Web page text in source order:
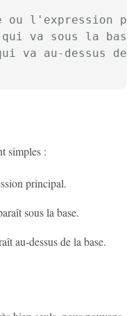
ou l'expression
va sous la
va au-dessus de
simples :
principal.
sous la base.
au-dessus de la base.